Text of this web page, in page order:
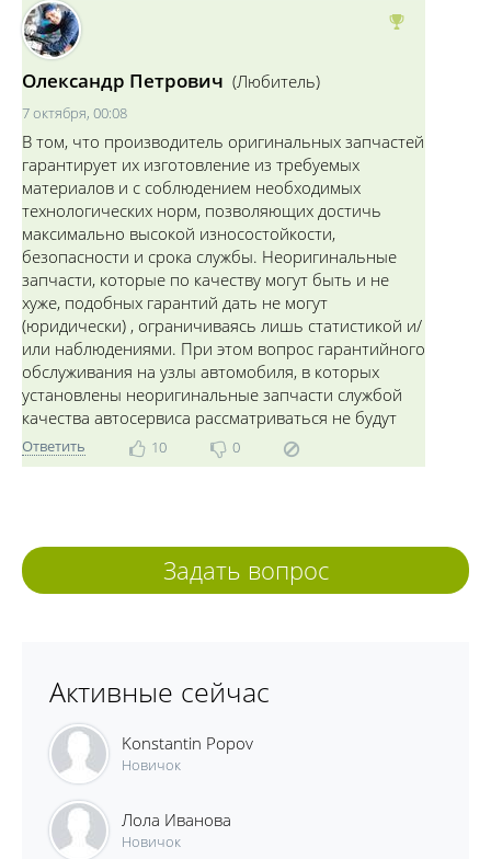
Олександр Петрович (Любитель)
7 октября, 00:08
В том, что производитель оригинальных запчастей
гарантирует их изготовление из требуемых
материалов и с соблюдением необходимых
технологических норм, позволяющих достичь
максимально высокой износостойкости,
безопасности и срока службы. Неоригинальные
запчасти, которые по качеству могут быть и не
хуже, подобных гарантий дать не могут
(юридически) , ограничиваясь лишь статистикой и/
или наблюдениями. При этом вопрос гарантийного
обслуживания на узлы автомобиля, в которых
установлены неоригинальные запчасти службой
качества автосервиса рассматриваться не будут
Ответить 10 0
Задать вопрос
Активные сейчас
Konstantin Popov
Новичок
Лола Иванова
Новичок